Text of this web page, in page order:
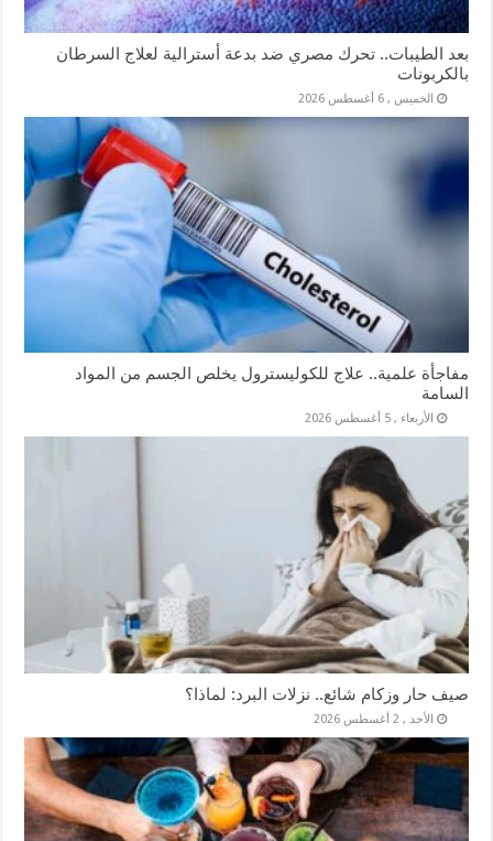
بعد الطيبات.. تحرك مصري ضد بدعة أسترالية لعلاج السرطان
بالكربونات
الخميس , 6 أغسطس 2026
مفاجأة علمية.. علاج للكوليسترول يخلص الجسم من المواد
السامة
الأربعاء , 5 أغسطس 2026
صيف حار وزكام شائع.. نزلات البرد: لماذا؟
الأحد , 2 أغسطس 2026